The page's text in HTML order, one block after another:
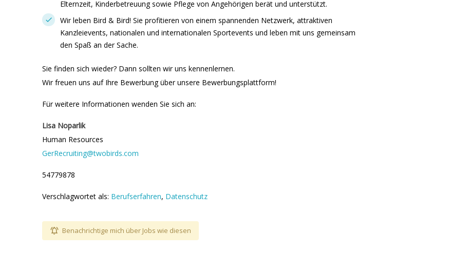
Elternzeit, Kinderbetreuung sowie Pflege von Angehörigen berät und unterstützt.
Wir leben Bird & Bird! Sie profitieren von einem spannenden Netzwerk, attraktiven
Kanzleievents, nationalen und internationalen Sportevents und leben mit uns gemeinsam
den Spaß an der Sache.
Sie finden sich wieder? Dann sollten wir uns kennenlernen.
Wir freuen uns auf Ihre Bewerbung über unsere Bewerbungsplattform!
Für weitere Informationen wenden Sie sich an:
Lisa Noparlik
Human Resources
GerRecruiting@twobirds.com
54779878
Verschlagwortet als: Berufserfahren, Datenschutz
Benachrichtige mich über Jobs wie diesen